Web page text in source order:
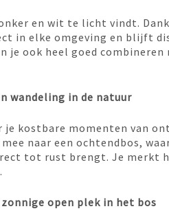
en wit te licht vindt.
in elke omgeving en blijft
je ook heel goed
wandeling in de natuur
je kostbare momenten van
naar een ochtendbos,
tot rust brengt. Je merkt
open plek in het bos